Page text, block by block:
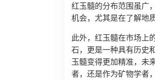
红玉髓的分布范围虽广
机会，尤其是在了解地
此外，红玉髓在市场上
石，更是一种具有历史
玉髓变得更加精准，未
者，还是作为矿物学者